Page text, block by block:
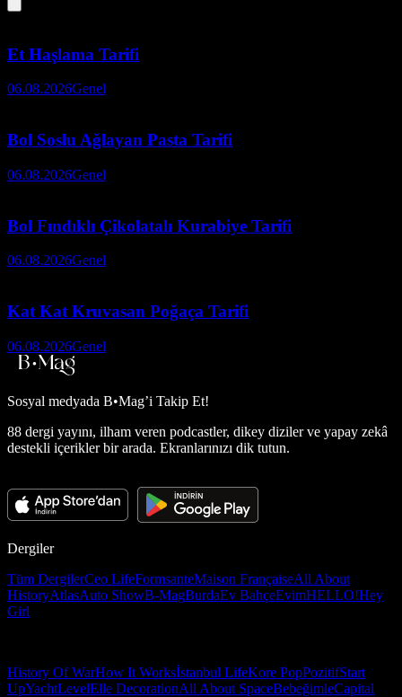
Et Haşlama Tarifi
06.08.2026Genel
Bol Soslu Ağlayan Pasta Tarifi
06.08.2026Genel
Bol Fındıklı Çikolatalı Kurabiye Tarifi
06.08.2026Genel
Kat Kat Kruvasan Poğaça Tarifi
06.08.2026Genel
Sosyal medyada B•Mag’i Takip Et!
88 dergi yayını, ilham veren podcastler, dikey diziler ve yapay zekâ
destekli içerikler bir arada. Ekranlarınızı dik tutun.
Dergiler
Tüm DergilerCeo LifeFormsanteMaison FrançaiseAll About
HistoryAtlasAuto ShowB-MagBurdaEv BahçeEvimHELLO!Hey
Girl
History Of WarHow It Worksİstanbul LifeKore PopPozitifStart
UpYachtLevelElle DecorationAll About SpaceBebeğimleCapital